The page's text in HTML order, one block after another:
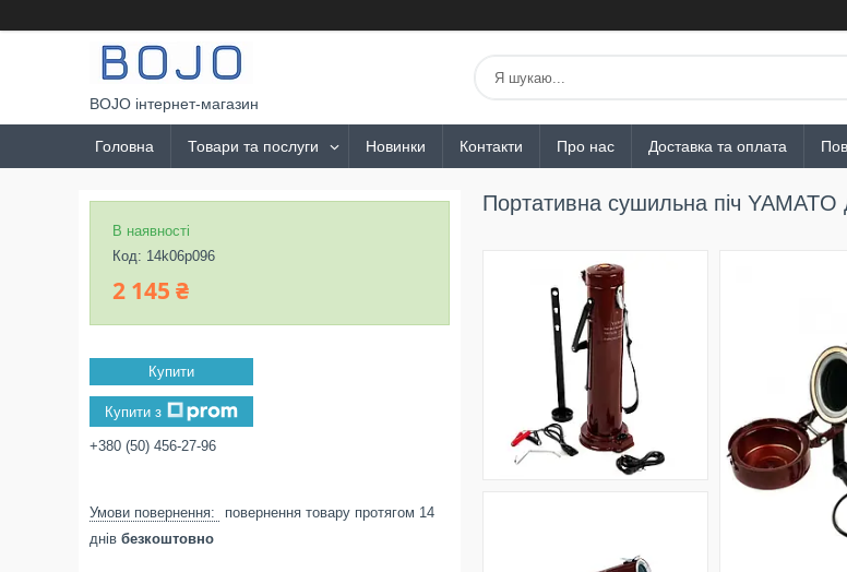
BOJO інтернет-магазин
Головна Товари та послуги Новинки Контакти Про нас Доставка та оплата
Портативна сушильна піч
В наявності
Код: 14k06p096
2 145 ₴
Купити
Купити з
+380 (50) 456-27-96
повернення товару протягом 14
днів безкоштовно